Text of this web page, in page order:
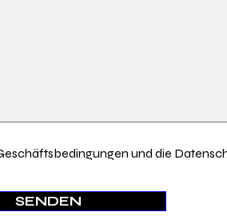
und die
SENDEN